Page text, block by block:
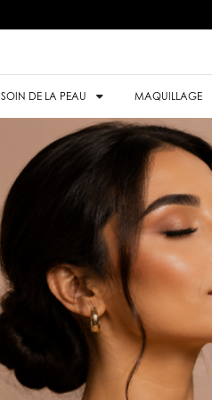
SOIN DE LA PEAU MAQUILLAGE